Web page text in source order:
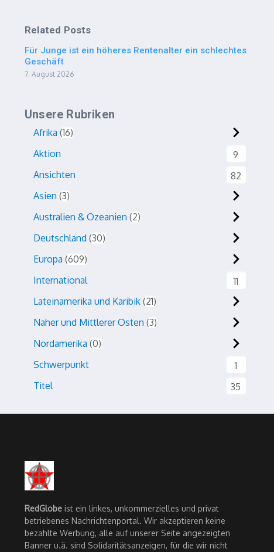
Related Posts
Für Junge ist ein höheres Rentenalter ein schlechtes
Geschäft
7. August 2026
Unsere Rubriken
Afrika 16
Aktion
9
Ansichten
82
Asien 3
Australien & Ozeanien 2
Deutschland 30
Europa 609
International
11
Lateinamerika und Karibik 21
Naher und Mittlerer Osten 3
Nordamerika 0
Schwerpunkt
1
Titel
35
RedGlobe ist ein linkes, unkommerzielles und privat
betriebenes Nachrichtenportal. Wir akzeptieren keine
bezahlte Werbung, alle auf unserer Seite angezeigten
Banner u.ä. sind Solidaritätsanzeigen, für die wir nicht